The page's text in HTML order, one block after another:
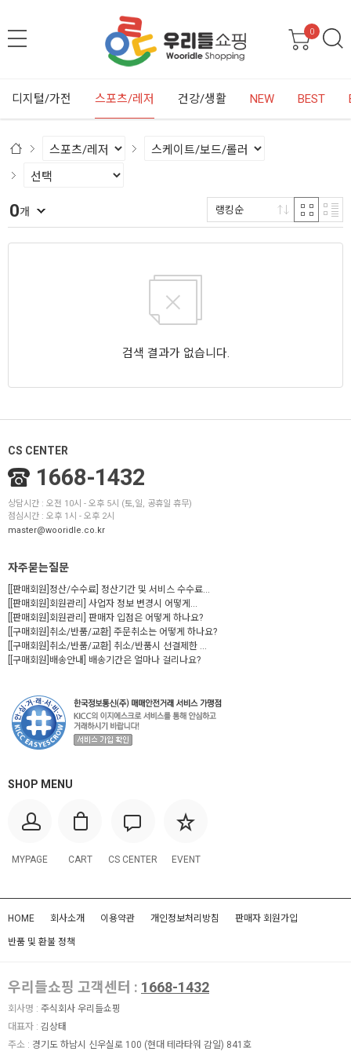
0
디지털/가전 스포츠/레저 건강/생활 NEW BEST
0개 랭킹순
검색 결과가 없습니다.
CS CENTER
1668-1432
상담시간 : 오전 10시 - 오후 5시 (토,일, 공휴일 휴무)
점심시간 : 오후 1시 - 오후 2시
master@wooridle.co.kr
자주묻는질문
[[판매회원]정산/수수료] 정산기간 및 서비스 수수료...
[[판매회원]회원관리] 사업자 정보 변경시 어떻게...
[[판매회원]회원관리] 판매자 입점은 어떻게 하나요?
[[구매회원]취소/반품/교환] 주문취소는 어떻게 하나요?
[[구매회원]취소/반품/교환] 취소/반품시 선결제한 ...
[[구매회원]배송안내] 배송기간은 얼마나 걸리나요?
SHOP MENU
MYPAGE CART CS CENTER EVENT
HOME 회사소개 이용약관 개인정보처리방침 판매자 회원가입
반품 및 환불 정책
우리들쇼핑 고객센터 : 1668-1432
회사명 : 주식회사 우리들쇼핑
대표자 : 김상태
주소 : 경기도 하남시 신우실로 100 (현대 테라타워 감일) 841호